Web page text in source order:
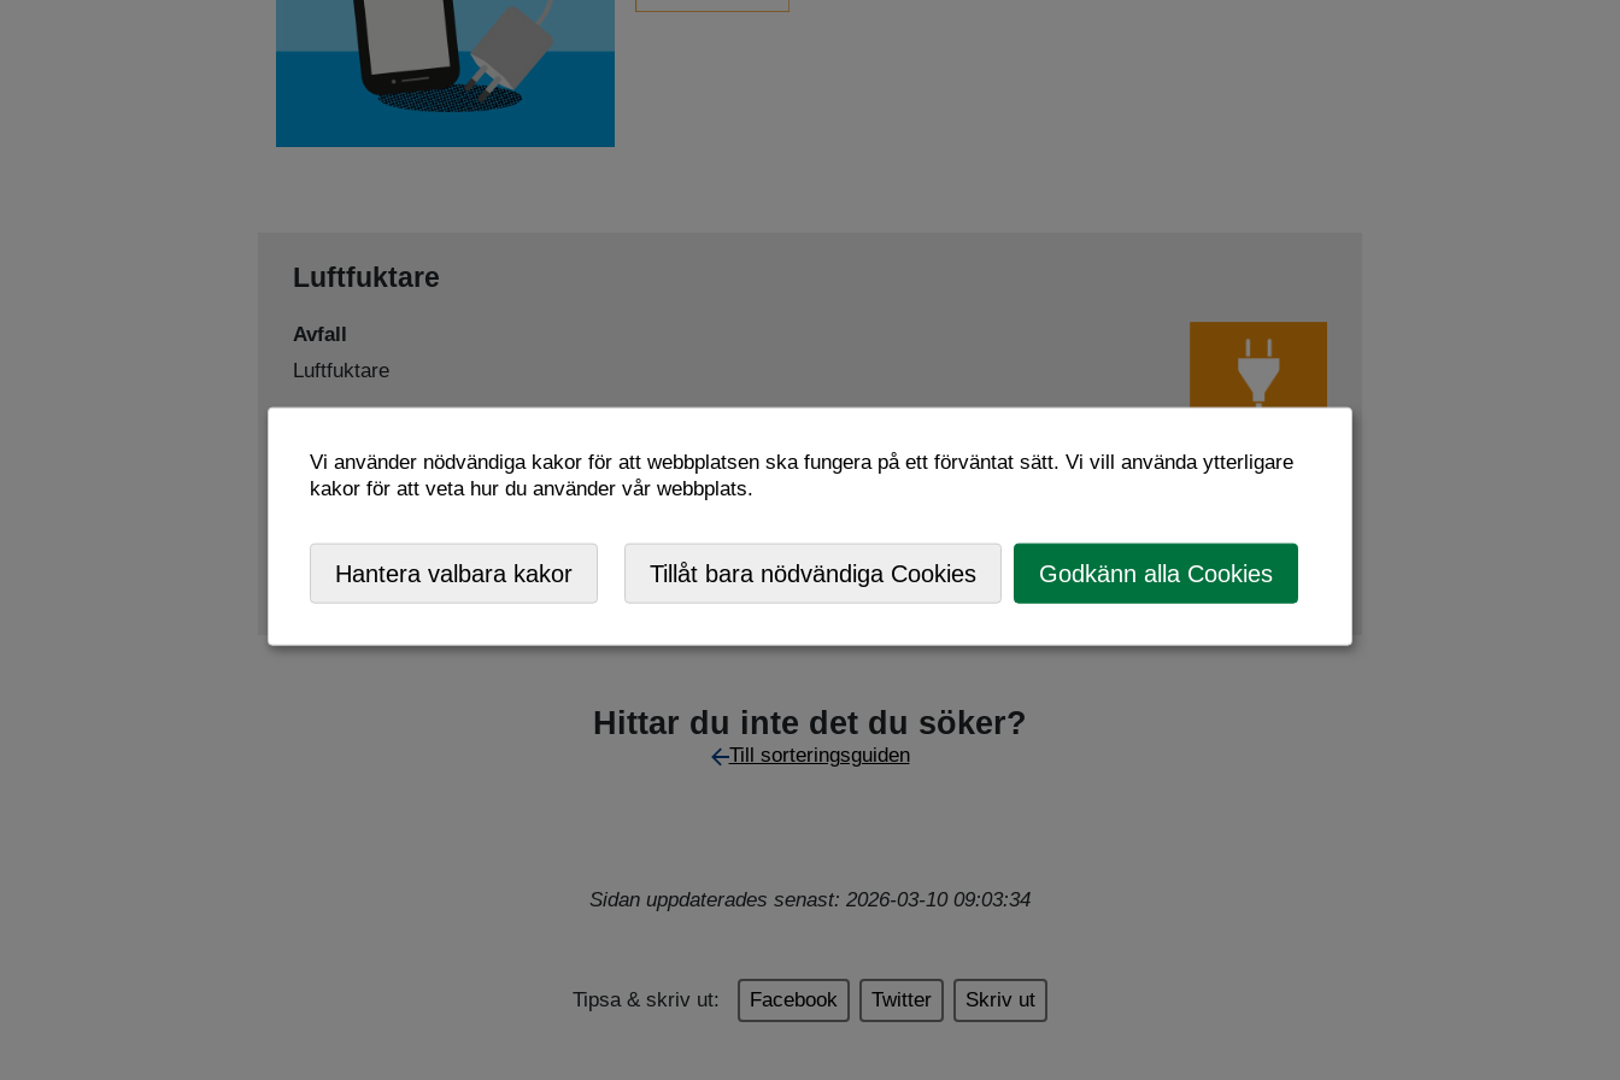
Luftfuktare
Avfall
Luftfuktare
Elavfall
Hittar du inte det du söker?
Till sorteringsguiden
Sidan uppdaterades senast: 2026-03-10 09:03:34
Tipsa & skriv ut: Facebook Twitter Skriv ut
Vi använder nödvändiga kakor för att webbplatsen ska fungera på ett förväntat sätt. Vi vill använda ytterligare
kakor för att veta hur du använder vår webbplats.
Hantera valbara kakor Tillåt bara nödvändiga Cookies Godkänn alla Cookies